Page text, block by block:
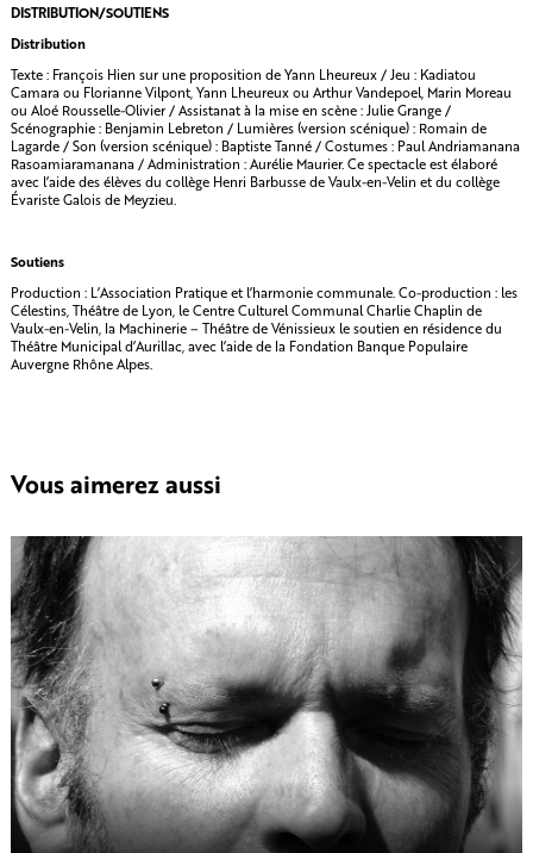
DISTRIBUTION/SOUTIENS
Distribution
Texte : François Hien sur une proposition de Yann Lheureux / Jeu : Kadiatou
Camara ou Florianne Vilpont, Yann Lheureux ou Arthur Vandepoel, Marin Moreau
ou Aloé Rousselle-Olivier / Assistanat à la mise en scène : Julie Grange /
Scénographie : Benjamin Lebreton / Lumières (version scénique) : Romain de
Lagarde / Son (version scénique) : Baptiste Tanné / Costumes : Paul Andriamanana
Rasoamiaramanana / Administration : Aurélie Maurier. Ce spectacle est élaboré
avec l’aide des élèves du collège Henri Barbusse de Vaulx-en-Velin et du collège
Évariste Galois de Meyzieu.
Soutiens
Production : L’Association Pratique et l’harmonie communale. Co-production : les
Célestins, Théâtre de Lyon, le Centre Culturel Communal Charlie Chaplin de
Vaulx-en-Velin, la Machinerie – Théâtre de Vénissieux le soutien en résidence du
Théâtre Municipal d’Aurillac, avec l’aide de la Fondation Banque Populaire
Auvergne Rhône Alpes.
Vous aimerez aussi